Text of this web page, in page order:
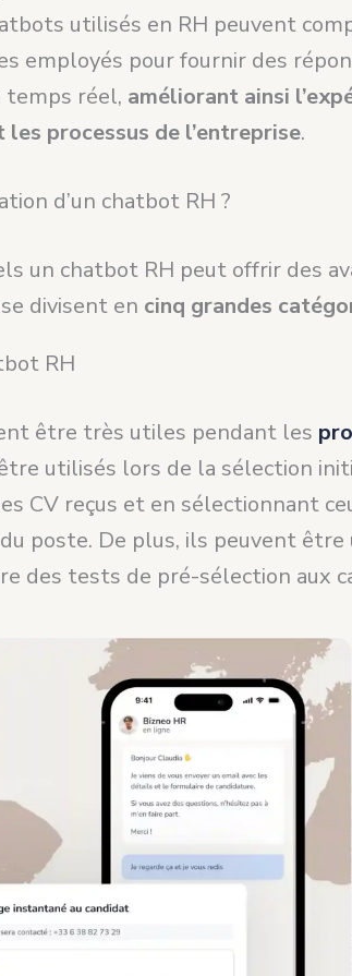
utilisés en RH peuvent
employés pour fournir des
temps réel, améliorant ainsi
processus de l’entreprise.
d’un chatbot RH ?
un chatbot RH peut offrir des
divisent en cinq grandes
RH
être très utiles pendant les
utilisés lors de la sélection
CV reçus et en sélectionnant
poste. De plus, ils peuvent
des tests de pré-sélection aux